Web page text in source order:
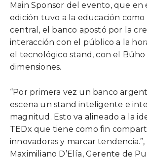
Main Sponsor del evento, que en
edición tuvo a la educación como
central, el banco apostó por la
interacción con el público a la
el tecnológico stand, con el
dimensiones.
“Por primera vez un banco
escena un stand inteligente e
magnitud. Esto va alineado a la
TEDx que tiene como fin
innovadoras y marcar tendencia.”,
Maximiliano D’Elía, Gerente de